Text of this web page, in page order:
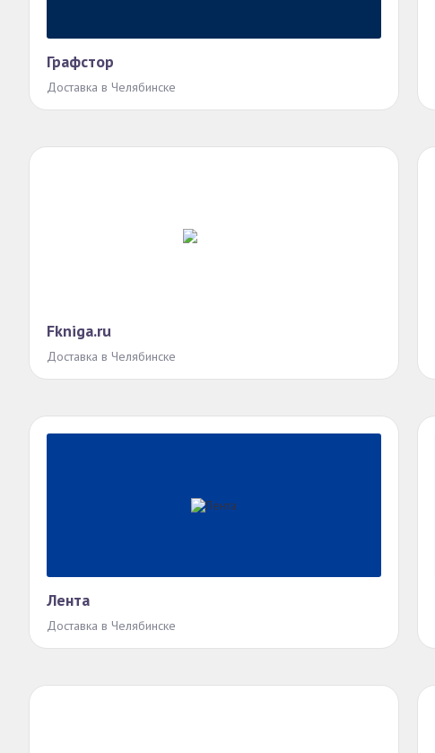
Графстор
Доставка в Челябинске
Fkniga.ru
Доставка в Челябинске
Лента
Доставка в Челябинске